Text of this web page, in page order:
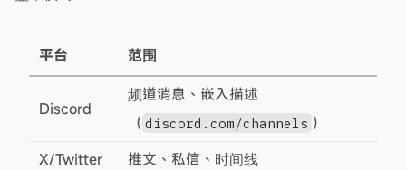
平台 范围
Discord
频道消息、嵌入描述
（ discord.com/channels ）
X/Twitter
推文、私信、时间线